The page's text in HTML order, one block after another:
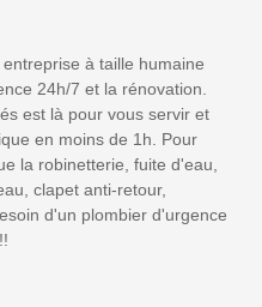
à taille humaine
24h/7 et la rénovation.
est là pour vous servir et
en moins de 1h. Pour
la robinetterie, fuite d'eau,
clapet anti-retour,
d'un plombier d'urgence